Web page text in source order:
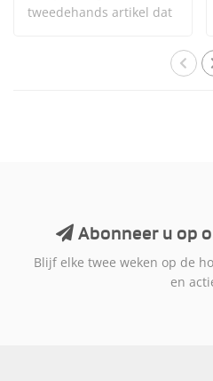
tweedehands artikel dat
Abonneer u op
Blijf elke twee weken op de
en